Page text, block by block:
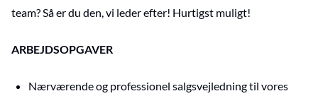
team? Så er du den, vi leder efter! Hurtigst muligt!
ARBEJDSOPGAVER
Nærværende og professionel salgsvejledning til vores